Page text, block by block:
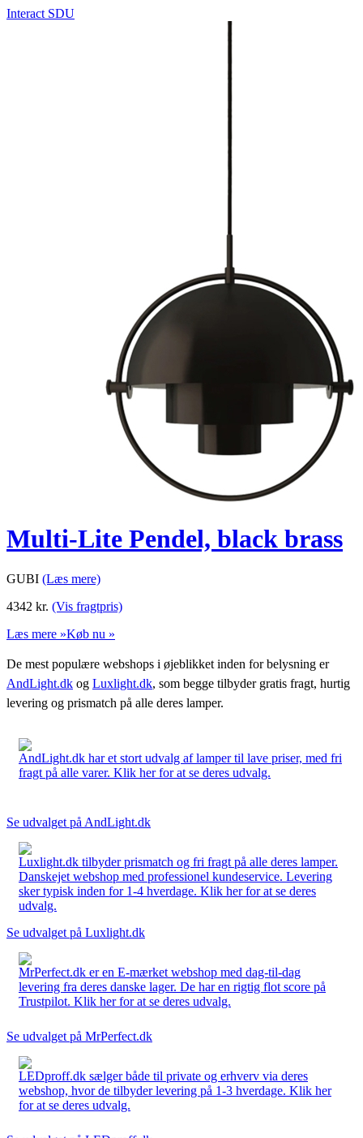
Interact SDU
Multi-Lite Pendel, black brass
GUBI (Læs mere)
4342 kr. (Vis fragtpris)
Læs mere »Køb nu »
De mest populære webshops i øjeblikket inden for belysning er
AndLight.dk og Luxlight.dk, som begge tilbyder gratis fragt, hurtig
levering og prismatch på alle deres lamper.
AndLight.dk har et stort udvalg af lamper til lave priser, med fri
fragt på alle varer. Klik her for at se deres udvalg.
Se udvalget på AndLight.dk
Luxlight.dk tilbyder prismatch og fri fragt på alle deres lamper.
Danskejet webshop med professionel kundeservice. Levering
sker typisk inden for 1-4 hverdage. Klik her for at se deres
udvalg.
Se udvalget på Luxlight.dk
MrPerfect.dk er en E-mærket webshop med dag-til-dag
levering fra deres danske lager. De har en rigtig flot score på
Trustpilot. Klik her for at se deres udvalg.
Se udvalget på MrPerfect.dk
LEDproff.dk sælger både til private og erhverv via deres
webshop, hvor de tilbyder levering på 1-3 hverdage. Klik her
for at se deres udvalg.